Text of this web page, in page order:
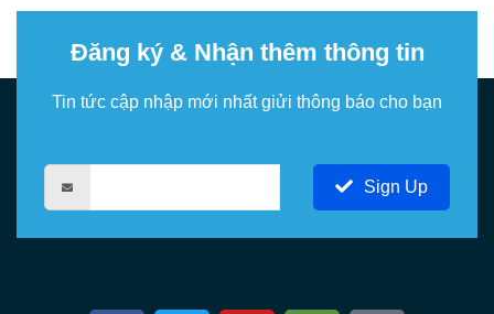
Đăng ký & Nhận thêm thông tin
Tin tức cập nhập mới nhất giửi thông báo cho bạn
Sign Up